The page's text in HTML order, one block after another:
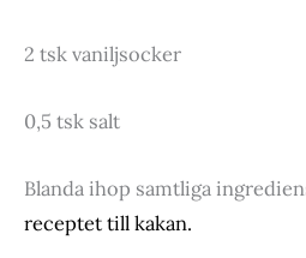
2 tsk vaniljsocker
0,5 tsk salt
Blanda ihop samtliga
receptet till kakan.